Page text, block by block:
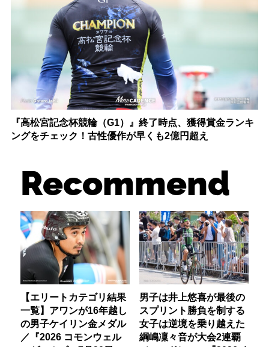
『高松宮記念杯競輪（G1）』終了時点、獲得賞金ランキ
ングをチェック！古性優作が早くも2億円超え
Recommend
【エリートカテゴリ結果
一覧】アワンが16年越し
の男子ケイリン金メダル
／『2026 コモンウェル
男子は井上悠喜が最後の
スプリント勝負を制する
女子は逆境を乗り越えた
綱嶋凜々音が大会2連覇